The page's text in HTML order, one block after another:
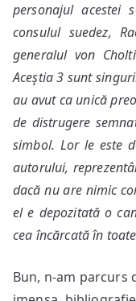
personajul acestei
consulul suedez,
generalul von
Aceştia 3 sunt
au avut ca unică
de distrugere
simbol. Lor le este
autorului,
dacă nu are nimic
el e depozitată o
cea încărcată în
Bun, n-am parcurs